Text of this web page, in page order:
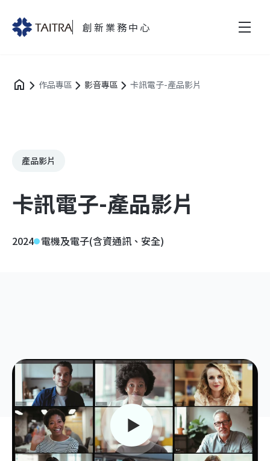
創新業務中心
作品專區 影音專區 卡訊電子-產品影片
產品影片
卡訊電子-產品影片
2024 電機及電子(含資通訊、安全)